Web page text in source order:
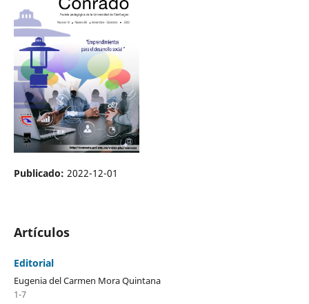
Publicado: 2022-12-01
Artículos
Editorial
Eugenia del Carmen Mora Quintana
1-7